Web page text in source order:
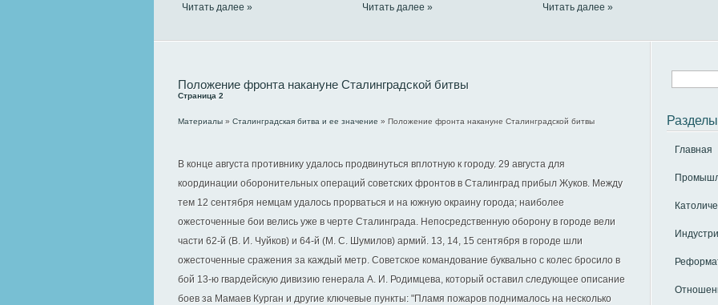
Читать далее »
Читать далее »
Читать далее »
Положение фронта накануне Сталинградской битвы
Страница 2
Материалы » Сталинградская битва и ее значение » Положение фронта накануне Сталинградской битвы
В конце августа противнику удалось продвинуться вплотную к городу. 29 августа для
координации оборонительных операций советских фронтов в Сталинград прибыл Жуков. Между
тем 12 сентября немцам удалось прорваться и на южную окраину города; наиболее
ожесточенные бои велись уже в черте Сталинграда. Непосредственную оборону в городе вели
части 62-й (В. И. Чуйков) и 64-й (М. С. Шумилов) армий. 13, 14, 15 сентября в городе шли
ожесточенные сражения за каждый метр. Советское командование буквально с колес бросило в
бой 13-ю гвардейскую дивизию генерала А. И. Родимцева, который оставил следующее описание
боев за Мамаев Курган и другие ключевые пункты: "Пламя пожаров поднималось на несколько
Разделы
Главная